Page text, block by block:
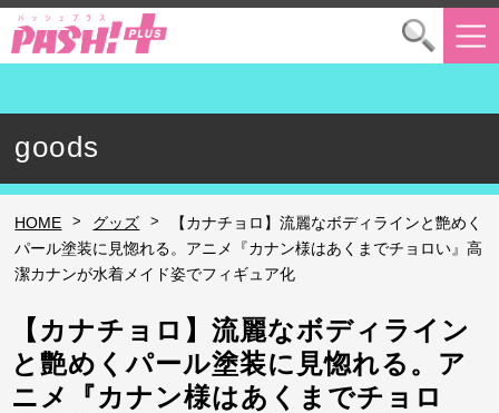
goods
HOME > グッズ >
【カナチョロ】流麗なボディラインと艶めく
パール塗装に見惚れる。アニメ『カナン様はあくまでチョロい』高
潔カナンが水着メイド姿でフィギュア化
【カナチョロ】流麗なボディライン
と艶めくパール塗装に見惚れる。ア
ニメ『カナン様はあくまでチョロ